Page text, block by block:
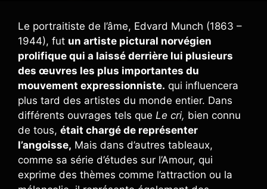
Le portraitiste de l’âme, Edvard Munch (1863 –
1944), fut un artiste pictural norvégien
prolifique qui a laissé derrière lui plusieurs
des œuvres les plus importantes du
mouvement expressionniste. qui influencera
plus tard des artistes du monde entier. Dans
différents ouvrages tels que Le cri, bien connu
de tous, était chargé de représenter
l’angoisse, Mais dans d’autres tableaux,
comme sa série d’études sur l’Amour, qui
exprime des thèmes comme l’attraction ou la